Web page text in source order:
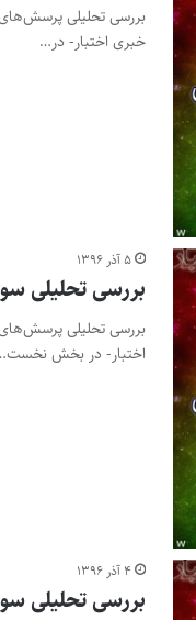
خبری اختبار- در…
۵ آذر ۱۳۹۶
بررسی تحلیلی
اختبار- در بخش
۴ آذر ۱۳۹۶
بررسی تحلیلی